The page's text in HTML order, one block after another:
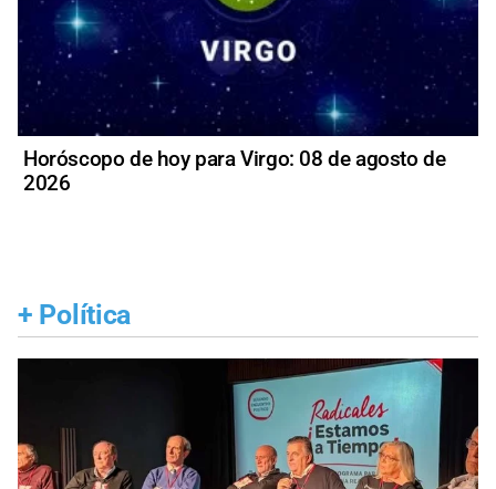
Horóscopo de hoy para Virgo: 08 de agosto de
2026
+ Política